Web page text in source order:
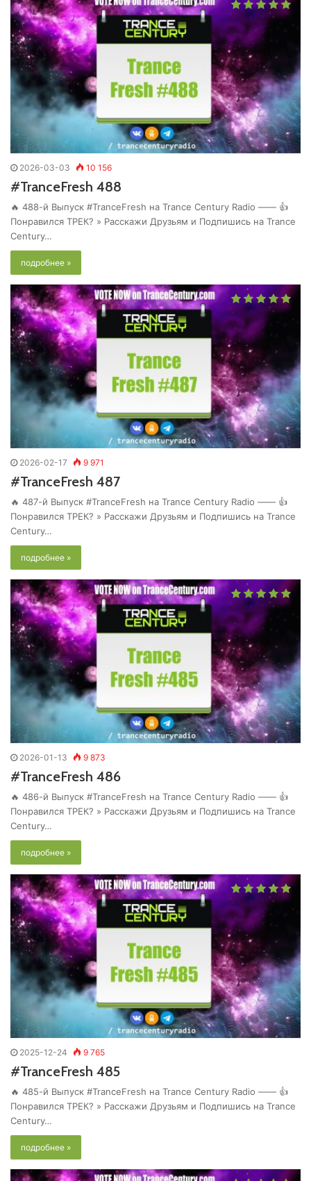
2026-03-03 10 156
#TranceFresh 488
🔥 488-й Выпуск #TranceFresh на Trance Century Radio —— 👍
Понравился ТРЕК? » Расскажи Друзьям и Подпишись на Trance
Century…
подробнее »
2026-02-17 9 971
#TranceFresh 487
🔥 487-й Выпуск #TranceFresh на Trance Century Radio —— 👍
Понравился ТРЕК? » Расскажи Друзьям и Подпишись на Trance
Century…
подробнее »
2026-01-13 9 873
#TranceFresh 486
🔥 486-й Выпуск #TranceFresh на Trance Century Radio —— 👍
Понравился ТРЕК? » Расскажи Друзьям и Подпишись на Trance
Century…
подробнее »
2025-12-24 9 765
#TranceFresh 485
🔥 485-й Выпуск #TranceFresh на Trance Century Radio —— 👍
Понравился ТРЕК? » Расскажи Друзьям и Подпишись на Trance
Century…
подробнее »